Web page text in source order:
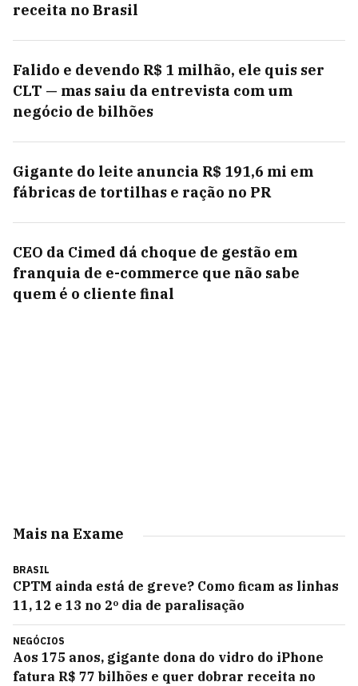
receita no Brasil
Falido e devendo R$ 1 milhão, ele quis ser
CLT — mas saiu da entrevista com um
negócio de bilhões
Gigante do leite anuncia R$ 191,6 mi em
fábricas de tortilhas e ração no PR
CEO da Cimed dá choque de gestão em
franquia de e-commerce que não sabe
quem é o cliente final
Mais na Exame
BRASIL
CPTM ainda está de greve? Como ficam as linhas
11, 12 e 13 no 2º dia de paralisação
NEGÓCIOS
Aos 175 anos, gigante dona do vidro do iPhone
fatura R$ 77 bilhões e quer dobrar receita no